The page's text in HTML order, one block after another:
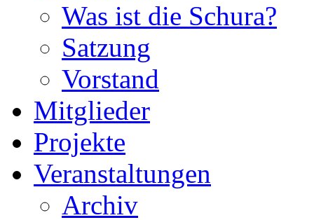
Was ist die Schura?
Satzung
Vorstand
Mitglieder
Projekte
Veranstaltungen
Archiv